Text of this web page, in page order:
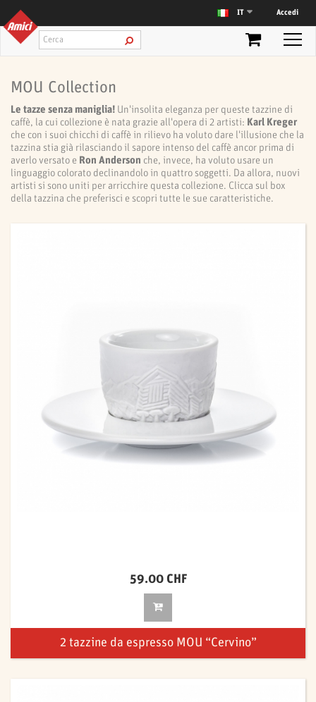
IT Accedi
MOU Collection
Le tazze senza maniglia! Un'insolita eleganza per queste tazzine di
caffè, la cui collezione è nata grazie all'opera di 2 artisti: Karl Kreger
che con i suoi chicchi di caffè in rilievo ha voluto dare l'illusione che la
tazzina stia già rilasciando il sapore intenso del caffè ancor prima di
averlo versato e Ron Anderson che, invece, ha voluto usare un
linguaggio colorato declinandolo in quattro soggetti. Da allora, nuovi
artisti si sono uniti per arricchire questa collezione. Clicca sul box
della tazzina che preferisci e scopri tutte le sue caratteristiche.
59.00 CHF
2 tazzine da espresso MOU “Cervino”